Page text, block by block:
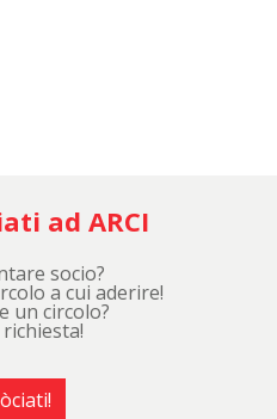
ad ARCI
socio?
a cui aderire!
un circolo?